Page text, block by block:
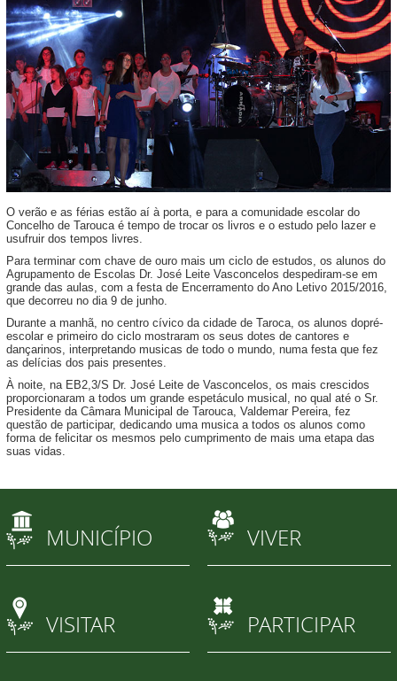
O verão e as férias estão aí à porta, e para a comunidade escolar do
Concelho de Tarouca é tempo de trocar os livros e o estudo pelo lazer e
usufruir dos tempos livres.
Para terminar com chave de ouro mais um ciclo de estudos, os alunos do
Agrupamento de Escolas Dr. José Leite Vasconcelos despediram-se em
grande das aulas, com a festa de Encerramento do Ano Letivo 2015/2016,
que decorreu no dia 9 de junho.
Durante a manhã, no centro cívico da cidade de Taroca, os alunos dopré-
escolar e primeiro do ciclo mostraram os seus dotes de cantores e
dançarinos, interpretando musicas de todo o mundo, numa festa que fez
as delícias dos pais presentes.
À noite, na EB2,3/S Dr. José Leite de Vasconcelos, os mais crescidos
proporcionaram a todos um grande espetáculo musical, no qual até o Sr.
Presidente da Câmara Municipal de Tarouca, Valdemar Pereira, fez
questão de participar, dedicando uma musica a todos os alunos como
forma de felicitar os mesmos pelo cumprimento de mais uma etapa das
suas vidas.
MUNICÍPIO VIVER
VISITAR PARTICIPAR